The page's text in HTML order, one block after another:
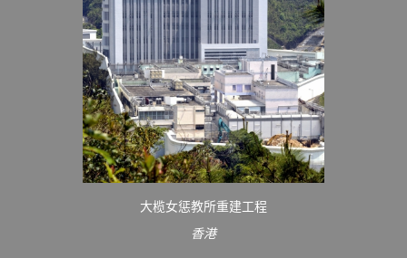
大榄女惩教所重建工程
香港